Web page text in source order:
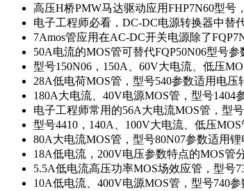
高压H桥PMW马达驱动应用FHP7N60型号
电子工程师必看，DC-DC电源转换器中替
7Amos管应用在AC-DC开关电源除了
50A电流的MOS管可替代FQP50N06型号
型号150N06，150A、60V大电流、低压
28A低电荷MOS管，型号540参数适用电压
180A大电流、40V电源MOS管，型号1404
电子工程师常用的56A大电流MOS管，型号
型号4410，140A、100V大电流、低压
80A大电流MOS管，型号80N07参数适用锂
18A低电流，200V电压参数特点的MOS管
5.5A低电流高压功率MOS场效应管，型号
10A低电流、400V电源MOS管，型号740